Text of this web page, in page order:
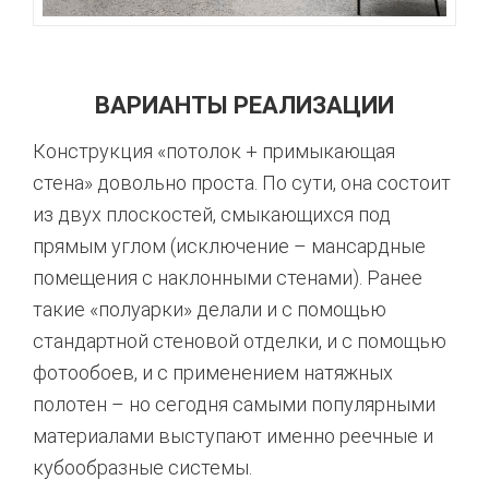
ВАРИАНТЫ РЕАЛИЗАЦИИ
Конструкция «потолок + примыкающая
стена» довольно проста. По сути, она состоит
из двух плоскостей, смыкающихся под
прямым углом (исключение – мансардные
помещения с наклонными стенами). Ранее
такие «полуарки» делали и с помощью
стандартной стеновой отделки, и с помощью
фотообоев, и с применением натяжных
полотен – но сегодня самыми популярными
материалами выступают именно реечные и
кубообразные системы.